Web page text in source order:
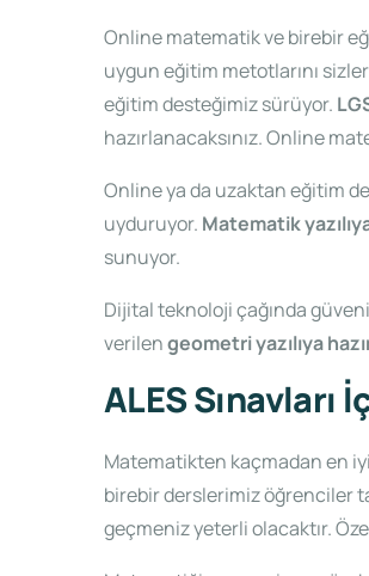
Online matematik ve birebir
uygun eğitim metotlarını
eğitim desteğimiz sürüyor.
hazırlanacaksınız. Online
Online ya da uzaktan eğitim
uyduruyor. Matematik
sunuyor.
Dijital teknoloji çağında
verilengeometri yazılıya
ALES Sınavları
Matematikten kaçmadan en
birebir derslerimiz öğrenciler
geçmeniz yeterli olacaktır.